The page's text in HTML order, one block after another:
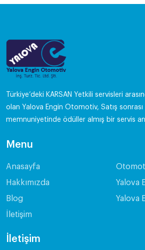
Türkiye’deki KARSAN Yetkili servisleri
olan Yalova Engin Otomotiv, Satış
memnuniyetinde ödüller almış bir servis
Menu
Anasayfa
Hakkımızda
Blog
İletişim
Yalova
Yalova
İletişim